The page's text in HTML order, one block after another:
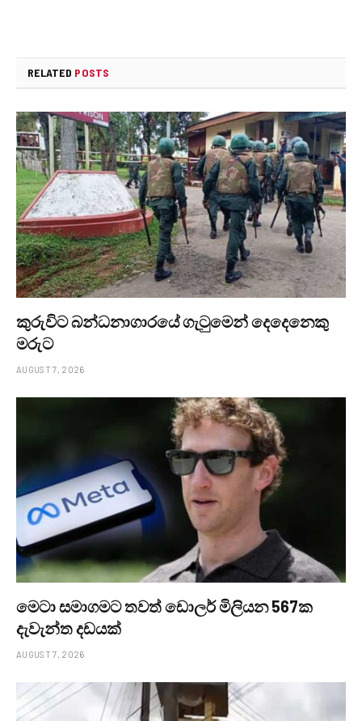
RELATED POSTS
කුරුවිට බන්ධනාගාරයේ ගැටුමෙන් දෙදෙනෙකු
මරුට
AUGUST 7, 2026
මෙටා සමාගමට තවත් ඩොලර් මිලියන 567ක
දැවැන්ත දඩයක්
AUGUST 7, 2026